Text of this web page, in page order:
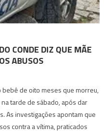
CONDE DIZ QUE MÃE
ABUSOS
bebê de oito meses que morreu,
tarde de sábado, após dar
As investigações apontam que
contra a vítima, praticados